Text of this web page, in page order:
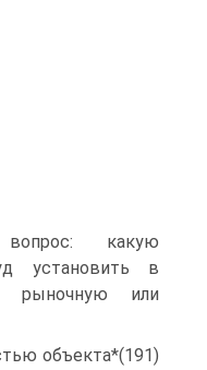
какую
установить в
рыночную или
объекта*(191)